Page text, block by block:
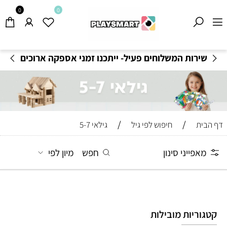
שירות המשלוחים פעיל- ייתכנו זמני אספקה ארוכים
מהרגיל-בהתאם לתקנון!
0 0
דף הבית / חיפוש לפי גיל / גילאי 5-7
מאפייני סינון חפש מיון לפי
קטגוריות מובילות